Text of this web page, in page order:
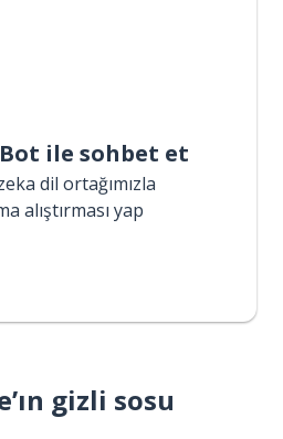
ile sohbet et
dil ortağımızla
alıştırması yap
gizli sosu